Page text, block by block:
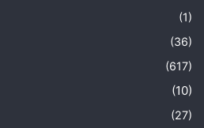
(1)
(36)
(617)
(10)
(27)